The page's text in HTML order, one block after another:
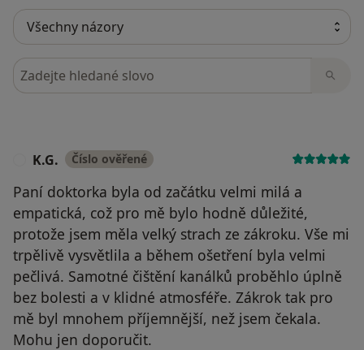
Hledejte v názorech
K.G. Číslo ověřené
Paní doktorka byla od začátku velmi milá a
empatická, což pro mě bylo hodně důležité,
protože jsem měla velký strach ze zákroku. Vše mi
trpělivě vysvětlila a během ošetření byla velmi
pečlivá. Samotné čištění kanálků proběhlo úplně
bez bolesti a v klidné atmosféře. Zákrok tak pro
mě byl mnohem příjemnější, než jsem čekala.
Mohu jen doporučit.